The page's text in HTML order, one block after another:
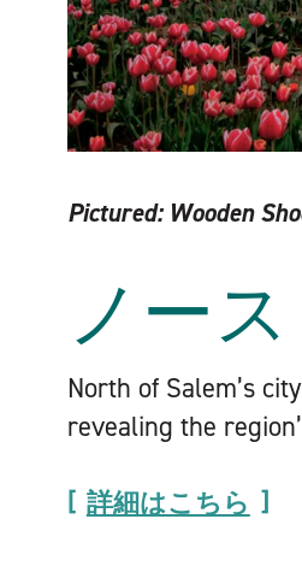
Pictured:Wooden
ノー
North of Salem’s
revealing the
詳細はこちら